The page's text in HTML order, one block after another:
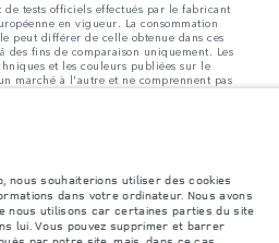
tests officiels effectués par le fabricant
en vigueur. La consommation
peut différer de celle obtenue dans ces
des fins de comparaison uniquement. Les
et les couleurs publiées sur le
marché à l'autre et ne comprennent pas
montés après le point de fabrication
essieu et la charge utile ne sont pas
accessoires, des occupants, des liquides
et les spécifications.
nous souhaiterions utiliser des cookies
dans votre ordinateur. Nous avons
nous utilisons car certaines parties du site
lui. Vous pouvez supprimer et barrer